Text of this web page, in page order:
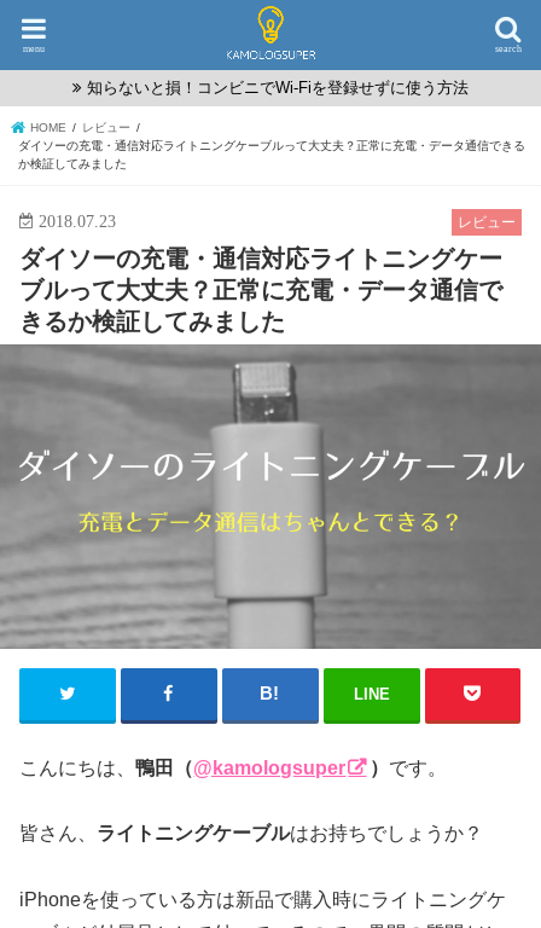
search
menu
知らないと損！コンビニでWi-Fiを登録せずに使う方法
HOME
レビュー
ダイソーの充電・通信対応ライトニングケーブルって大丈夫？正常に充電・データ通信できる
か検証してみました
レビュー
2018.07.23
ダイソーの充電・通信対応ライトニングケー
ブルって大丈夫？正常に充電・データ通信で
きるか検証してみました
LINE
こんにちは、鴨田（@kamologsuper ） です。
皆さん、 ライトニングケーブルはお持ちでしょうか？
iPhoneを使っている方は新品で購入時にライトニングケ